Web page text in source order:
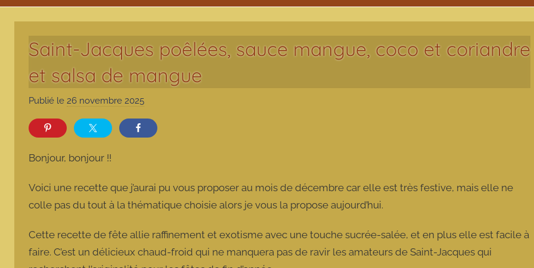
Saint-Jacques poêlées, sauce mangue, coco et coriandre
et salsa de mangue
Publié le 26 novembre 2025
m
o
t
e
Bonjour, bonjour !!
Voici une recette que j’aurai pu vous proposer au mois de décembre car elle est très festive, mais elle ne
colle pas du tout à la thématique choisie alors je vous la propose aujourd’hui.
Cette recette de fête allie raffinement et exotisme avec une touche sucrée-salée, et en plus elle est facile à
faire. C’est un délicieux chaud-froid qui ne manquera pas de ravir les amateurs de Saint-Jacques qui